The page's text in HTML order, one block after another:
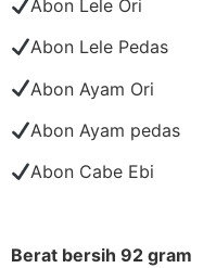
Abon Lele Ori
Abon Lele Pedas
Abon Ayam Ori
Abon Ayam pedas
Abon Cabe Ebi
Berat bersih 92 gram